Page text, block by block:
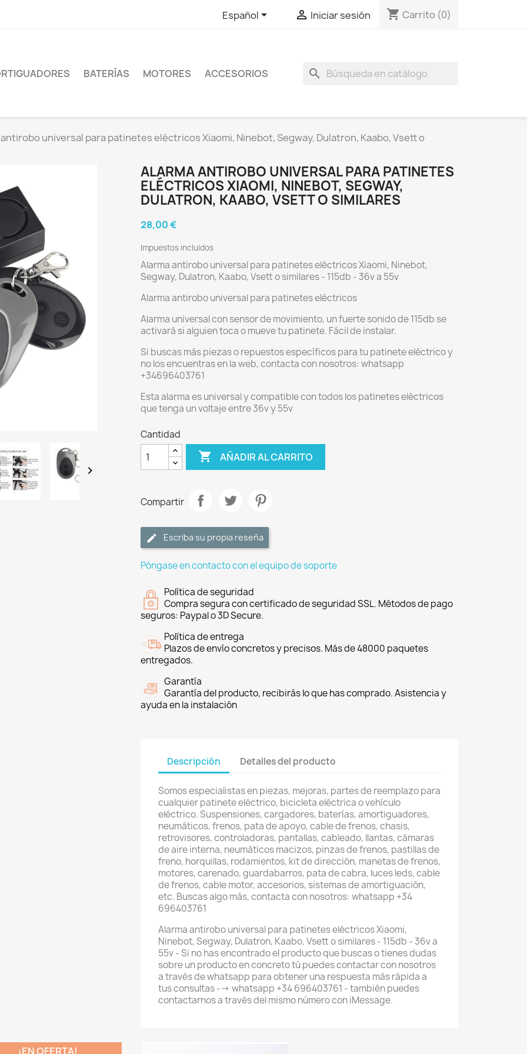
Español  Iniciar sesión shopping_cart Carrito (0)
BATERÍAS MOTORES ACCESORIOS search
universal para patinetes eléctricos Xiaomi, Ninebot, Segway, Dulatron, Kaabo, Vsett o

ALARMA ANTIROBO UNIVERSAL PARA PATINETES
ELÉCTRICOS XIAOMI, NINEBOT, SEGWAY,
DULATRON, KAABO, VSETT O SIMILARES
28,00 €
Impuestos incluidos
Alarma antirobo universal para patinetes eléctricos Xiaomi, Ninebot,
Segway, Dulatron, Kaabo, Vsett o similares - 115db - 36v a 55v
Alarma antirobo universal para patinetes eléctricos
Alarma universal con sensor de movimiento, un fuerte sonido de 115db se
activará si alguien toca o mueve tu patinete. Fácil de instalar.
Si buscas más piezas o repuestos específicos para tu patinete eléctrico y
no los encuentras en la web, contacta con nosotros: whatsapp
+34696403761
Esta alarma es universal y compatible con todos los patinetes eléctricos
que tenga un voltaje entre 36v y 55v
Cantidad
 AÑADIR AL CARRITO
Compartir
Escriba su propia reseña
Póngase en contacto con el equipo de soporte
Política de seguridad
Compra segura con certificado de seguridad SSL. Métodos de pago
seguros: Paypal o 3D Secure.
Política de entrega
Plazos de envío concretos y precisos. Más de 48000 paquetes
entregados.
Garantía
Garantía del producto, recibirás lo que has comprado. Asistencia y
ayuda en la instalación
Descripción Detalles del producto
Somos especialistas en piezas, mejoras, partes de reemplazo para
cualquier patinete eléctrico, bicicleta eléctrica o vehículo
eléctrico. Suspensiones, cargadores, baterías, amortiguadores,
neumáticos, frenos, pata de apoyo, cable de frenos, chasis,
retrovisores, controladoras, pantallas, cableado, llantas, cámaras
de aire interna, neumáticos macizos, pinzas de frenos, pastillas de
freno, horquillas, rodamientos, kit de dirección, manetas de frenos,
motores, carenado, guardabarros, pata de cabra, luces leds, cable
de frenos, cable motor, accesorios, sistemas de amortiguación,
etc. Buscas algo más, contacta con nosotros: whatsapp +34
696403761
Alarma antirobo universal para patinetes eléctricos Xiaomi,
Ninebot, Segway, Dulatron, Kaabo, Vsett o similares - 115db - 36v a
55v - Si no has encontrado el producto que buscas o tienes dudas
sobre un producto en concreto tú puedes contactar con nosotros
a través de whatsapp para obtener una respuesta más rápida a
tus consultas --> whatsapp +34 696403761 - también puedes
contactarnos a través del mismo número con iMessage.
¡EN OFERTA!